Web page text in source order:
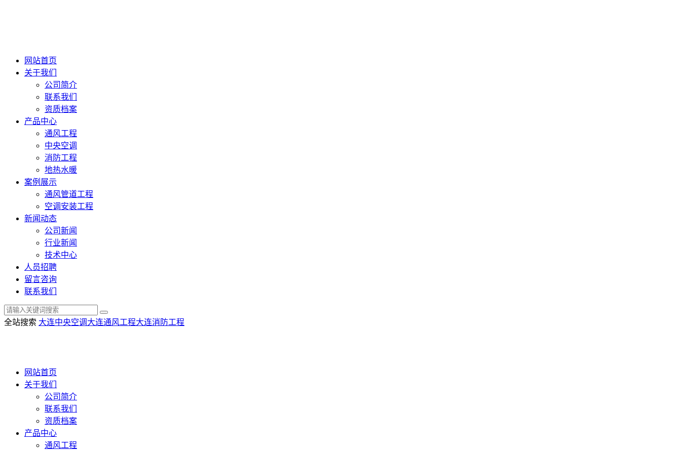
网站首页
关于我们
公司简介
联系我们
资质档案
产品中心
通风工程
中央空调
消防工程
地热水暖
案例展示
通风管道工程
空调安装工程
新闻动态
公司新闻
行业新闻
技术中心
人员招聘
留言咨询
联系我们
全站搜索 大连中央空调 大连通风工程大连消防工程
网站首页
关于我们
公司简介
联系我们
资质档案
产品中心
通风工程